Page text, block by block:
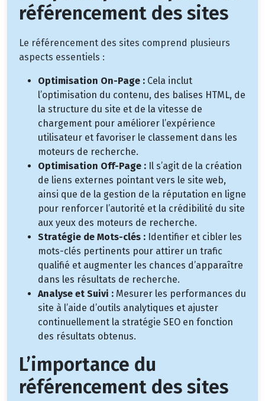
référencement des sites
Le référencement des sites comprend plusieurs
aspects essentiels :
Optimisation On-Page : Cela inclut
l’optimisation du contenu, des balises HTML, de
la structure du site et de la vitesse de
chargement pour améliorer l’expérience
utilisateur et favoriser le classement dans les
moteurs de recherche.
Optimisation Off-Page : Il s’agit de la création
de liens externes pointant vers le site web,
ainsi que de la gestion de la réputation en ligne
pour renforcer l’autorité et la crédibilité du site
aux yeux des moteurs de recherche.
Stratégie de Mots-clés : Identifier et cibler les
mots-clés pertinents pour attirer un trafic
qualifié et augmenter les chances d’apparaître
dans les résultats de recherche.
Analyse et Suivi : Mesurer les performances du
site à l’aide d’outils analytiques et ajuster
continuellement la stratégie SEO en fonction
des résultats obtenus.
L’importance du
référencement des sites